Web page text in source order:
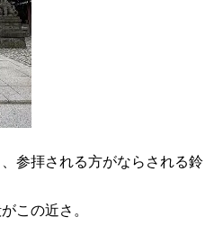
参拝される方がならされる鈴
この近さ。